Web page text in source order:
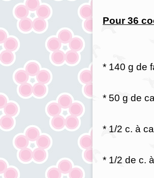
Pour 36
* 140 g de
* 50 g de
* 1/2 c. à
* 1/2 de c.